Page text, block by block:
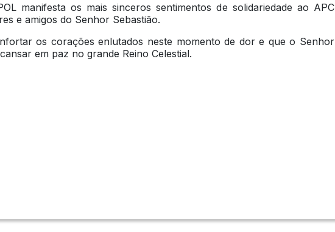
manifesta os mais sinceros sentimentos de solidariedade ao APC
e amigos do Senhor Sebastião.
os corações enlutados neste momento de dor e que o Senhor
em paz no grande Reino Celestial.